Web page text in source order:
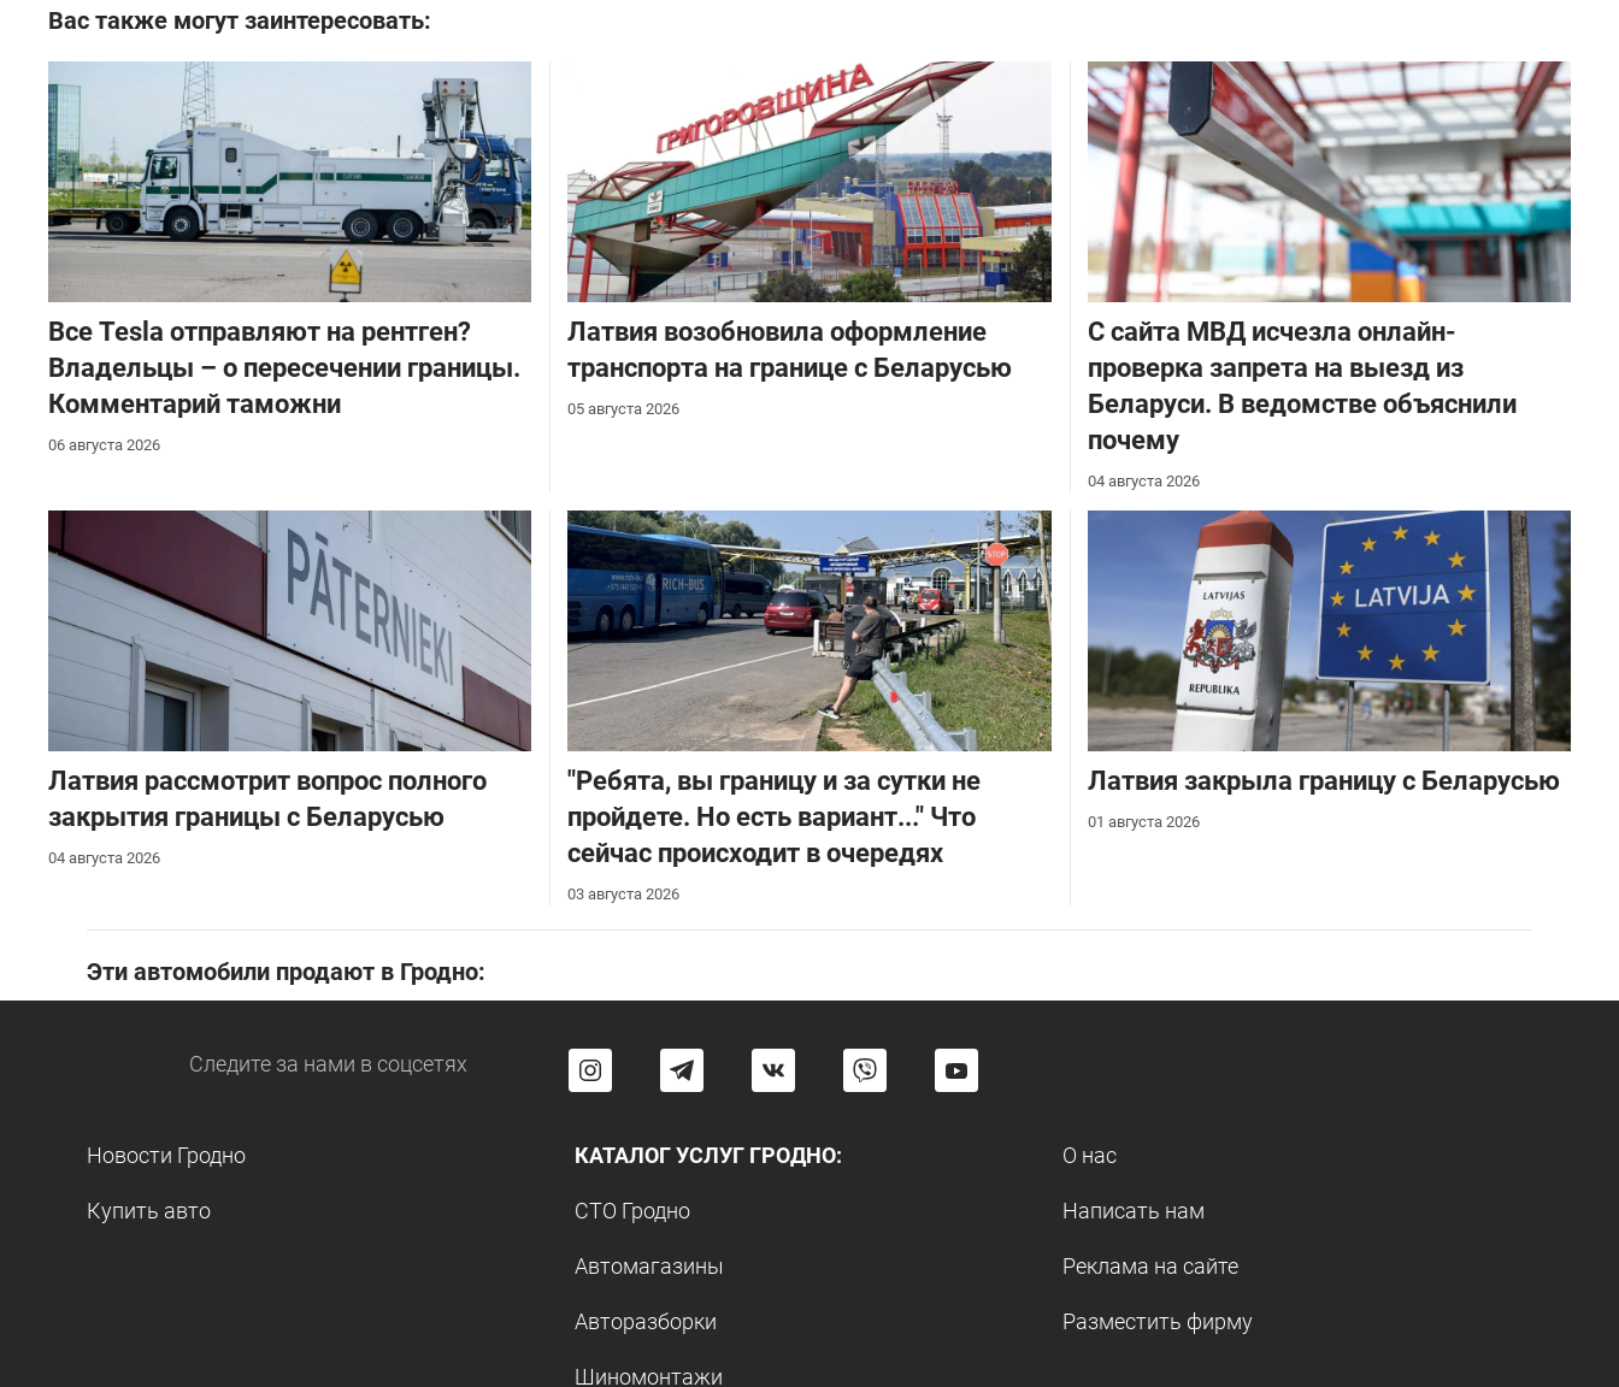
Вас также могут заинтересовать:
Все Tesla отправляют на рентген?
Владельцы – о пересечении границы.
Комментарий таможни
06 августа 2026
Латвия возобновила оформление
транспорта на границе с Беларусью
05 августа 2026
С сайта МВД исчезла онлайн-
проверка запрета на выезд из
Беларуси. В ведомстве объяснили
почему
04 августа 2026
Латвия рассмотрит вопрос полного
закрытия границы с Беларусью
04 августа 2026
"Ребята, вы границу и за сутки не
пройдете. Но есть вариант..." Что
сейчас происходит в очередях
03 августа 2026
Латвия закрыла границу с Беларусью
01 августа 2026
Эти автомобили продают в Гродно:
Следите за нами в соцсетях
Новости Гродно
Купить авто
КАТАЛОГ УСЛУГ ГРОДНО:
СТО Гродно
Автомагазины
Авторазборки
Шиномонтажи
О нас
Написать нам
Реклама на сайте
Разместить фирму